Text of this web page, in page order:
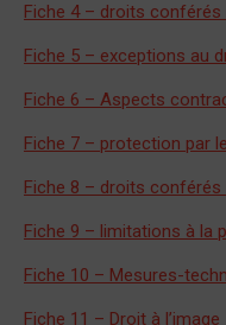
Fiche 4 – droits conférés
Fiche 5 – exceptions au
Fiche 6 – Aspects
Fiche 7 – protection par
Fiche 8 – droits
Fiche 9 – limitations à la
Fiche 10 – Mesures-
Fiche 11 – Droit à l’image